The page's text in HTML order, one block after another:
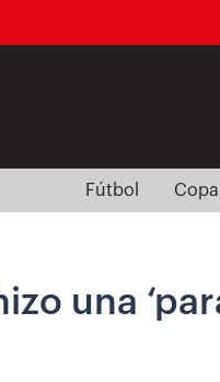
Fútbol
una